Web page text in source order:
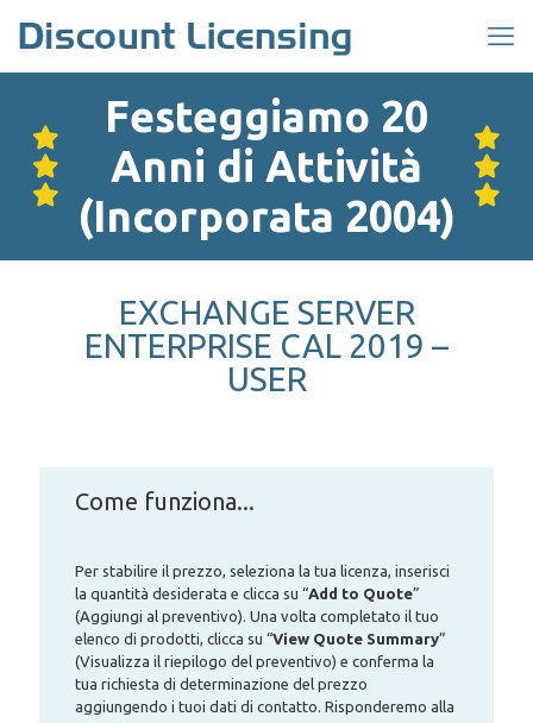
Festeggiamo 20
Anni di Attività
(Incorporata 2004)
EXCHANGE SERVER
ENTERPRISE CAL 2019 –
USER
Come funziona...
Per stabilire il prezzo, seleziona la tua licenza, inserisci
la quantità desiderata e clicca su “Add to Quote”
(Aggiungi al preventivo). Una volta completato il tuo
elenco di prodotti, clicca su “View Quote Summary”
(Visualizza il riepilogo del preventivo) e conferma la
tua richiesta di determinazione del prezzo
aggiungendo i tuoi dati di contatto. Risponderemo alla